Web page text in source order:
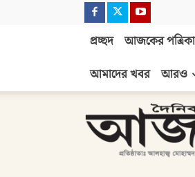
প্রচ্ছদ আজকের পত্রিকা
আমাদের খবর
আরও
আজাদী